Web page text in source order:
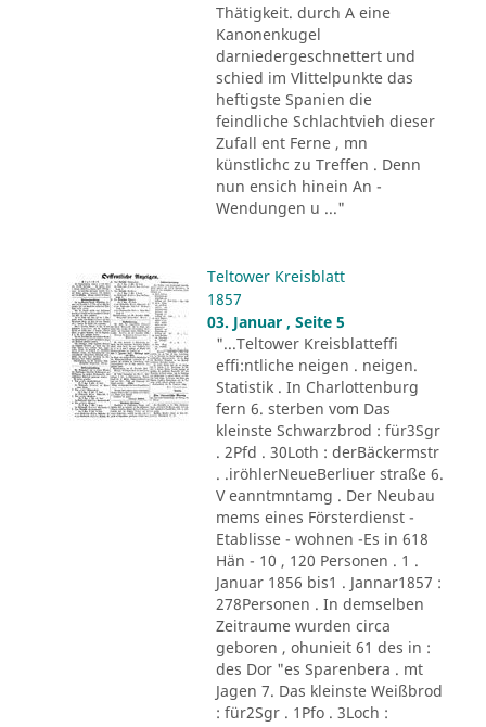
Thätigkeit. durch A eine
Kanonenkugel
darniedergeschnettert und
schied im Vlittelpunkte das
heftigste Spanien die
feindliche Schlachtvieh dieser
Zufall ent Ferne , mn
künstlichc zu Treffen . Denn
nun ensich hinein An -
Wendungen u ..."
Teltower Kreisblatt
1857
03. Januar , Seite 5
"...Teltower Kreisblatteffi
effi:ntliche neigen . neigen.
Statistik . In Charlottenburg
fern 6. sterben vom Das
kleinste Schwarzbrod : für3Sgr
. 2Pfd . 30Loth : derBäckermstr
. .iröhlerNeueBerliuer straße 6.
V eanntmntamg . Der Neubau
mems eines Försterdienst -
Etablisse - wohnen -Es in 618
Hän - 10 , 120 Personen . 1 .
Januar 1856 bis1 . Jannar1857 :
278Personen . In demselben
Zeitraume wurden circa
geboren , ohunieit 61 des in :
des Dor "es Sparenbera . mt
Jagen 7. Das kleinste Weißbrod
: für2Sgr . 1Pfo . 3Loch :